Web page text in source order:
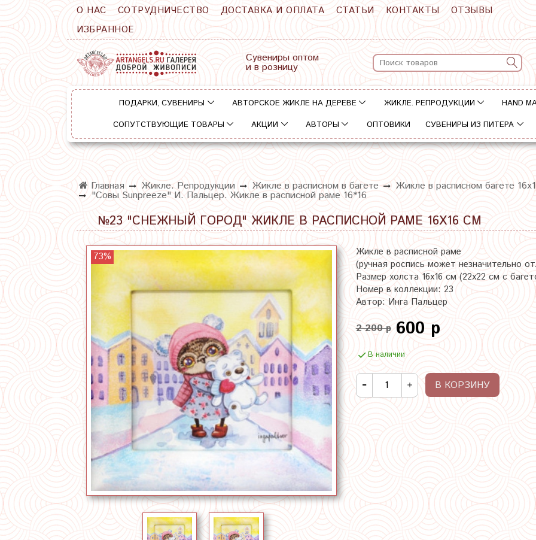
О НАС СОТРУДНИЧЕСТВО ДОСТАВКА И ОПЛАТА СТАТЬИ КОНТАКТЫ
ОТЗЫВЫ
ИЗБРАННОЕ
Сувениры оптом
и в розницу
ПОДАРКИ, СУВЕНИРЫ АВТОРСКОЕ ЖИКЛЕ НА ДЕРЕВЕ ЖИКЛЕ. РЕПРОДУКЦИИ
HAND
СОПУТСТВУЮЩИЕ ТОВАРЫ
АКЦИИ АВТОРЫ ОПТОВИКИ СУВЕНИРЫ ИЗ ПИТЕРА
Главная Жикле. Репродукции Жикле в расписном в багете Жикле в расписном багете
"Совы Sunpreeze" И. Пальцер. Жикле в расписной раме 16*16
№23 "СНЕЖНЫЙ ГОРОД" ЖИКЛЕ В РАСПИСНОЙ РАМЕ 16Х16 СМ
73%
Жикле в расписной раме
(ручная роспись может незначительно
Размер холста 16х16 см (22х22 см с
Номер в коллекции: 23
Автор: Инга Пальцер
2 200 р 600 р
В наличии
В КОРЗИНУ